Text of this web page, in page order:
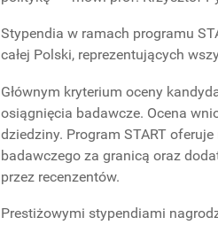
Stypendia w ramach programu
całej Polski, reprezentujących
Głównym kryterium oceny
osiągnięcia badawcze. Ocena
dziedziny. Program START
badawczego za granicą oraz
przez recenzentów.
Prestiżowymi stypendiami